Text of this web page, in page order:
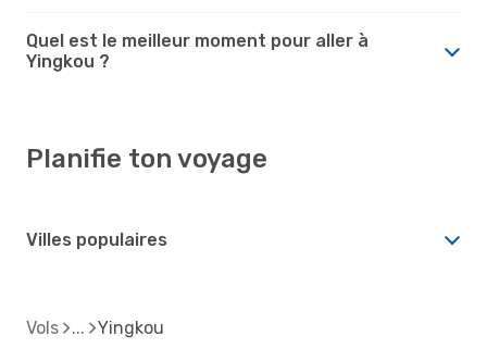
Quel est le meilleur moment pour aller à
Yingkou ?
Planifie ton voyage
Villes populaires
Vols Yingkou